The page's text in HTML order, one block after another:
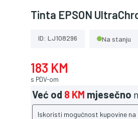
Tinta EPSON
ID: LJ108296 Na stanju
183 KM
s PDV-om
Već od 8 KM mjesečno
Iskoristi mogućnost kupovine